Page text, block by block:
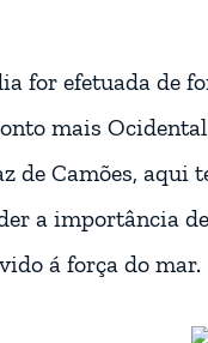
for efetuada de
mais
de Camões, aqui
a importância
á força do mar.